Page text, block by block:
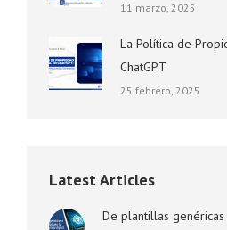
11 marzo, 2025
La Política de
ChatGPT
25 febrero, 2025
Latest Articles
De plantillas